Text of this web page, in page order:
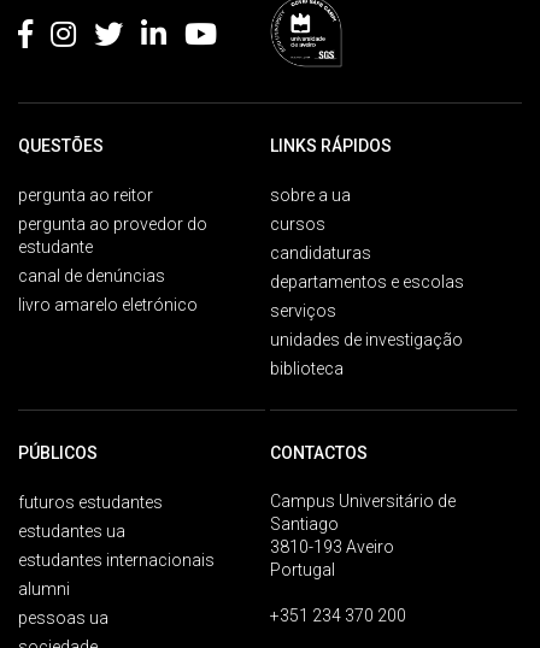
QUESTÕES
pergunta ao reitor
pergunta ao provedor do
estudante
canal de denúncias
livro amarelo eletrónico
LINKS RÁPIDOS
sobre a ua
cursos
candidaturas
departamentos e escolas
serviços
unidades de investigação
biblioteca
PÚBLICOS
futuros estudantes
estudantes ua
estudantes internacionais
alumni
pessoas ua
CONTACTOS
Campus Universitário de
Santiago
3810-193 Aveiro
Portugal
+351 234 370 200